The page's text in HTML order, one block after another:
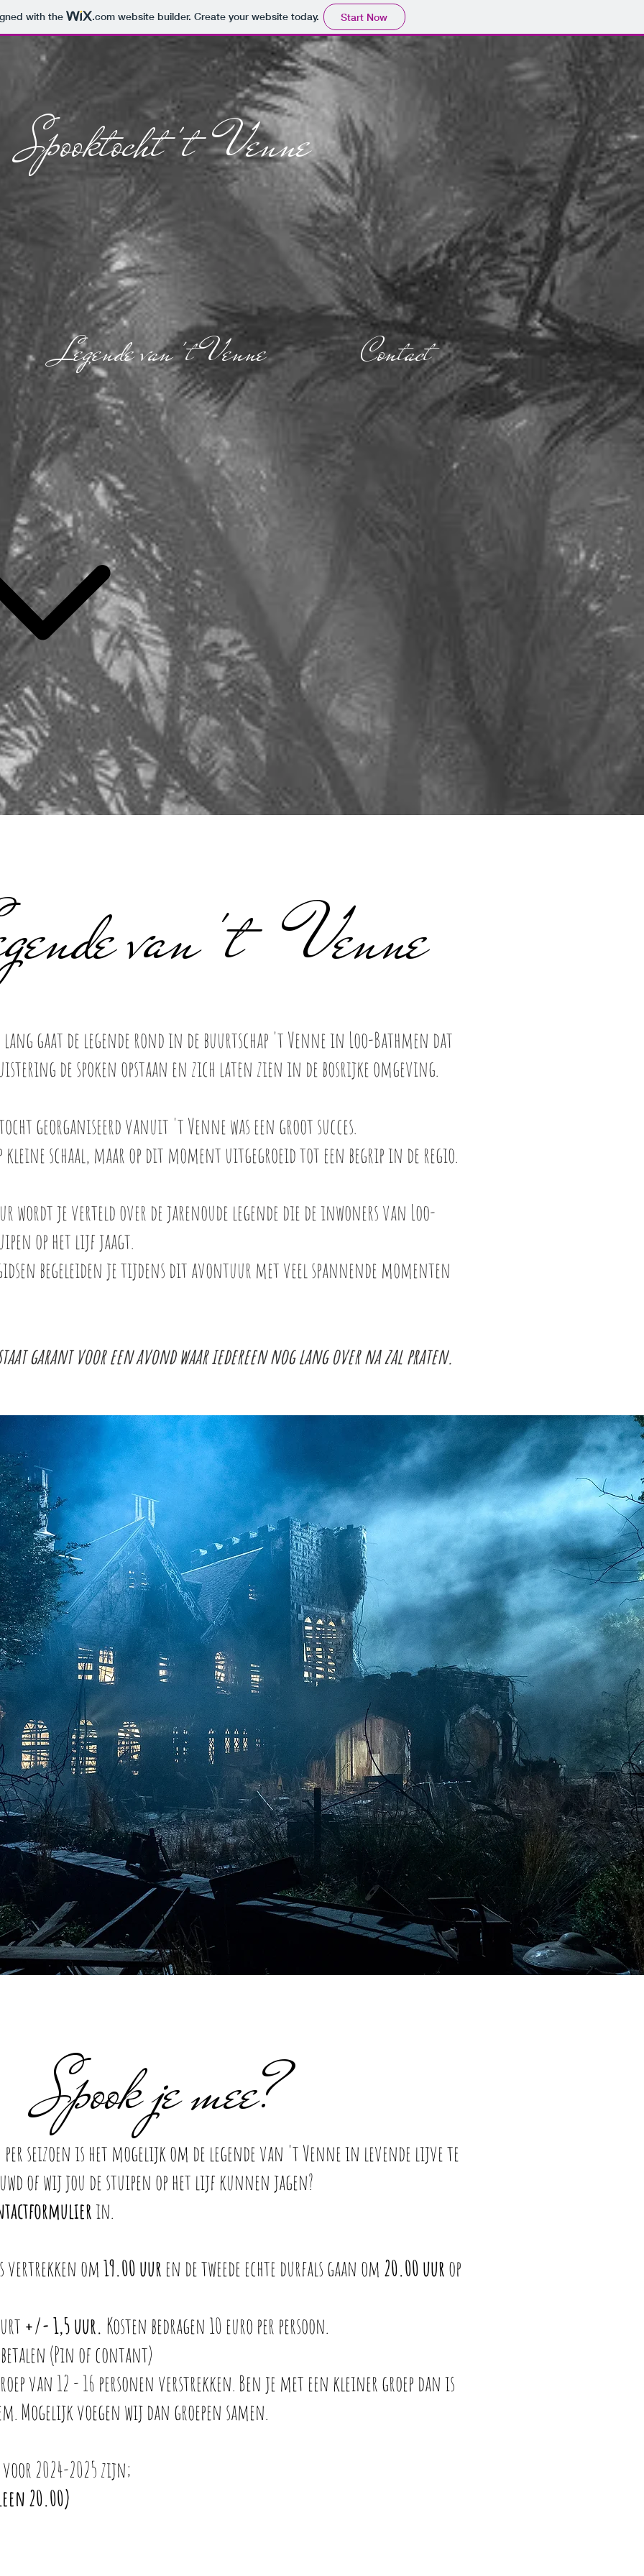
with the .comwebsite builder. Create your website today. Start Now
Spooktocht't Venne
Legende van 't Venne Contact
van 't Venne
gaat de legende rond in de buurtschap 't Venne in Loo-Bathmen dat
de spoken opstaan en zich laten zien in de bosrijke omgeving.
georganiseerd vanuit 't Venne was een groot succes.
schaal, maar op dit moment uitgegroeid tot een begrip in de regio.
wordt je verteld over de jarenoude legende die de inwoners van Loo-
op het lijf jaagt.
begeleiden je tijdens dit avontuur met veel spannende momenten
garant voor een avond waar iedereen nog lang over na zal praten.
Spook je mee?
per seizoen is het mogelijk om de legende van 't Venne in levende lijve te
of wij jou de stuipen op het lijf kunnen jagen?
in.
vertrekken om19.00uur en de tweede echte durfals gaan om 20.00 uurop
+/- 1,5 uur. Kosten bedragen 10 euro per persoon.
betalen (Pin of contant)
van 12 - 16 personen verstrekken. Ben je met een kleiner groep dan is
Mogelijk voegen wij dan groepen samen.
voor 2024-2025 zijn;
20.00)